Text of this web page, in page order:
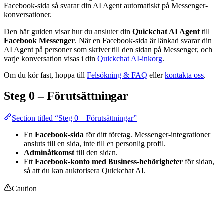
Facebook-sida så svarar din AI Agent automatiskt på Messenger-
konversationer.
Den här guiden visar hur du ansluter din Quickchat AI Agent till
Facebook Messenger. När en Facebook-sida är länkad svarar din
AI Agent på personer som skriver till den sidan på Messenger, och
varje konversation visas i din Quickchat AI-inkorg.
Om du kör fast, hoppa till Felsökning & FAQ ellerkontakta oss.
Steg 0 – Förutsättningar
Section titled “Steg 0 – Förutsättningar”
En Facebook-sida för ditt företag. Messenger-integrationer
ansluts till en sida, inte till en personlig profil.
Adminåtkomst till den sidan.
Ett Facebook-konto med Business-behörigheter för sidan,
så att du kan auktorisera Quickchat AI.
Caution